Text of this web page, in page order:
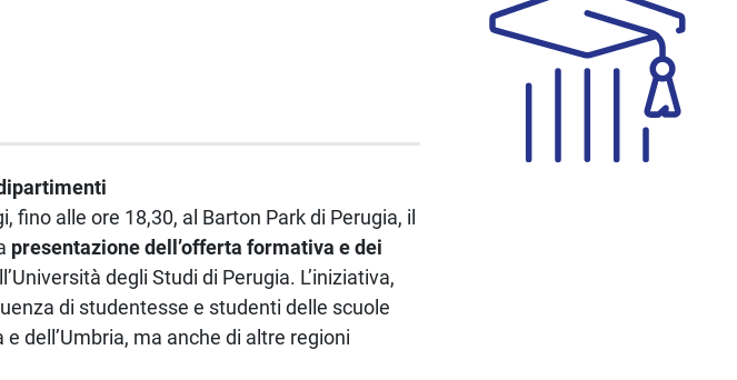
alle ore 18,30, al Barton Park di Perugia, il
presentazione dell’offerta formativa e dei
degli Studi di Perugia. L’iniziativa,
di studentesse e studenti delle scuole
dell’Umbria, ma anche di altre regioni